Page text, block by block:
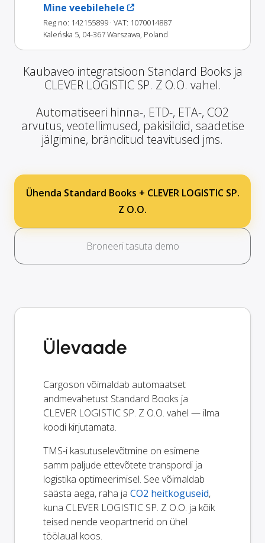
Mine veebilehele
Reg no: 142155899 · VAT: 1070014887
Kaleńska 5, 04-367 Warszawa, Poland
Kaubaveo integratsioon Standard Books ja
CLEVER LOGISTIC SP. Z O.O. vahel.
Automatiseeri hinna-, ETD-, ETA-, CO2
arvutus, veotellimused, pakisildid, saadetise
jälgimine, bränditud teavitused jms.
Ühenda Standard Books + CLEVER LOGISTIC SP.
Z O.O.
Broneeri tasuta demo
Ülevaade
Cargoson võimaldab automaatset
andmevahetust Standard Books ja
CLEVER LOGISTIC SP. Z O.O. vahel — ilma
koodi kirjutamata.
TMS-i kasutuselevõtmine on esimene
samm paljude ettevõtete transpordi ja
logistika optimeerimisel. See võimaldab
säästa aega, raha ja CO2 heitkoguseid,
kuna CLEVER LOGISTIC SP. Z O.O. ja kõik
teised nende veopartnerid on ühel
töölaual koos.